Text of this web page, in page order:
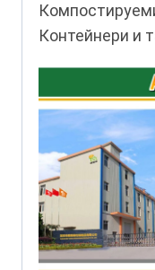
Контейнери и